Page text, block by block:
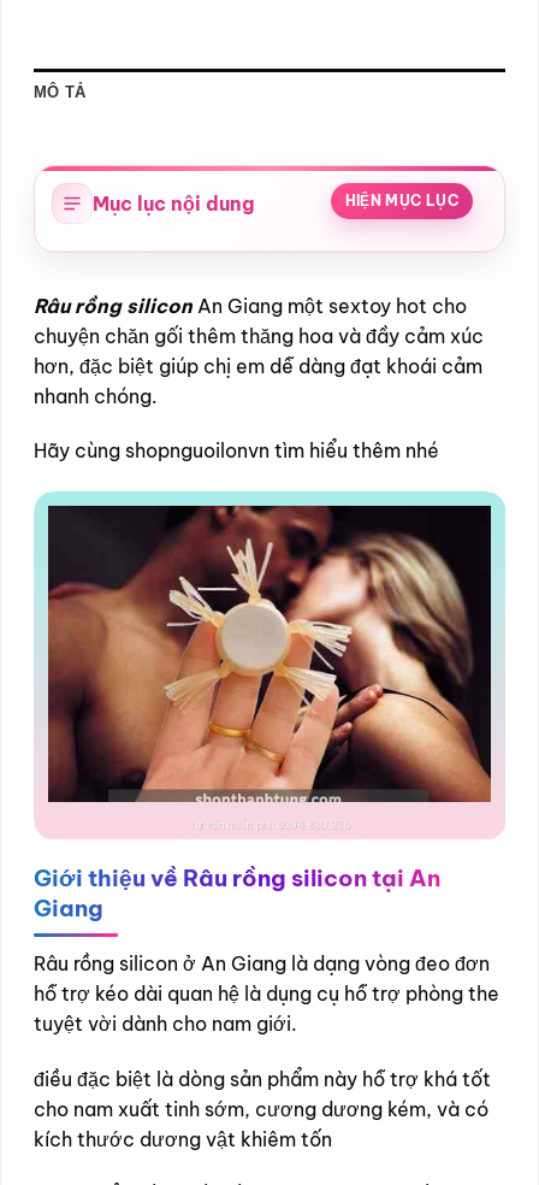
MÔ TẢ
Mục lục nội dung HIỆN MỤC LỤC
Râu rồng silicon An Giang một sextoy hot cho
chuyện chăn gối thêm thăng hoa và đầy cảm xúc
hơn, đặc biệt giúp chị em dễ dàng đạt khoái cảm
nhanh chóng.
Hãy cùng shopnguoilonvn tìm hiểu thêm nhé
Giới thiệu về Râu rồng silicon tại An
Giang
Râu rồng silicon ở An Giang là dạng vòng đeo đơn
hỗ trợ kéo dài quan hệ là dụng cụ hỗ trợ phòng the
tuyệt vời dành cho nam giới.
điều đặc biệt là dòng sản phẩm này hỗ trợ khá tốt
cho nam xuất tinh sớm, cương dương kém, và có
kích thước dương vật khiêm tốn